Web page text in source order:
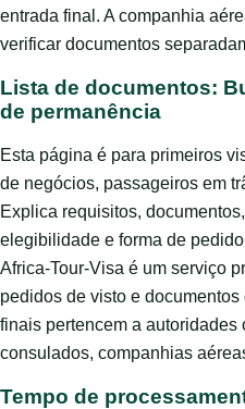
entrada final. A companhia
verificar documentos
Lista de documentos:
de permanência
Esta página é para primeiros
de negócios, passageiros em
Explica requisitos,
elegibilidade e forma de
Africa-Tour-Visa é um serviço
pedidos de visto e
finais pertencem a autoridades
consulados, companhias
Tempo de